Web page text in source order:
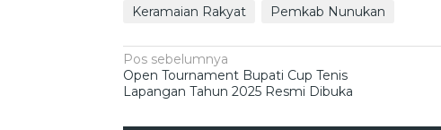
Keramaian Rakyat
Pemkab Nunukan
Navigasi
pos
Pos sebelumnya
Open Tournament Bupati Cup Tenis
Lapangan Tahun 2025 Resmi Dibuka